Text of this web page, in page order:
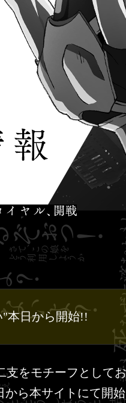
本日から開始!!
支をモチーフとして
から本サイトにて開